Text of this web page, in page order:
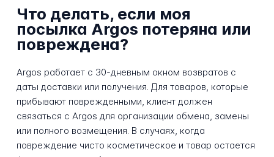
Что делать, если моя
посылка Argos потеряна или
повреждена?
Argos работает с 30-дневным окном возвратов с
даты доставки или получения. Для товаров, которые
прибывают поврежденными, клиент должен
связаться с Argos для организации обмена, замены
или полного возмещения. В случаях, когда
повреждение чисто косметическое и товар остается